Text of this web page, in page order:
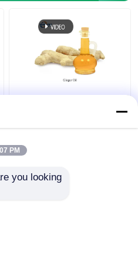
τζίντζερ για γεύση και
άρωμα τροφίμων
PM
you looking